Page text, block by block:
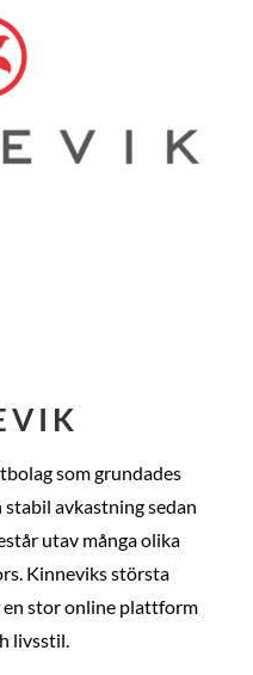
som grundades
avkastning sedan
utav många olika
Kinneviks största
en stor online plattform
livsstil.